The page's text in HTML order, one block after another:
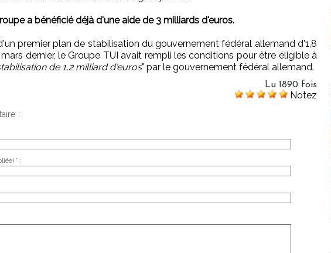
a bénéficié déjà d'une aide de 3 milliards d'euros.
premier plan de stabilisation du gouvernement fédéral allemand d'1,8
dernier, le Groupe TUI avait rempli les conditions pour être éligible à
de 1,2 milliard d'euros" par le gouvernement fédéral allemand.
Lu 1890 fois
Notez
:
* :